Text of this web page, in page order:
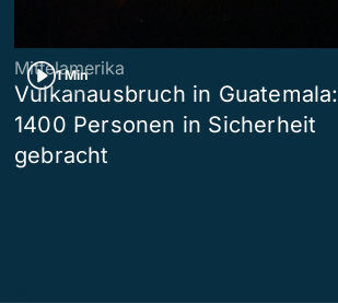
1 Min
Mittelamerika
Vulkanausbruch in Guatemala:
1400 Personen in Sicherheit
gebracht